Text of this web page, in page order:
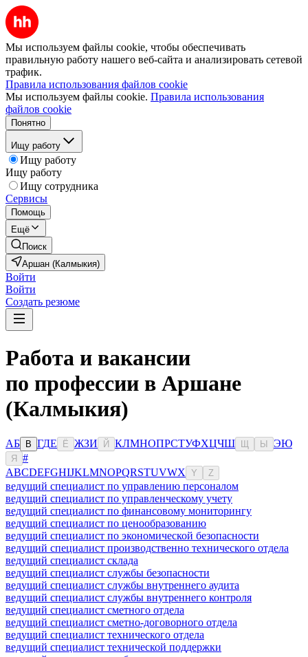
Мы используем файлы cookie, чтобы обеспечивать
правильную работу нашего веб-сайта и анализировать сетевой
трафик.
Правила использования файлов cookie
Мы используем файлы cookie. Правила использования
файлов cookie
Понятно
Ищу работу
Ищу работу
Ищу работу
Ищу сотрудника
Сервисы
Помощь
Ещё
Поиск
Аршан (Калмыкия)
Войти
Войти
Создать резюме
Работа и вакансии
по профессии в Аршане
(Калмыкия)
АБ В ГДЕ Ё ЖЗИ Й КЛМНОПРСТУФХЦЧШ Ы ЭЮ
Я
#
ABCDEFGHIJKLMNOPQRSTUVWX Y Z
ведущий специалист по управлению персоналом
ведущий специалист по управленческому учету
ведущий специалист по финансовому мониторингу
ведущий специалист по ценообразованию
ведущий специалист по экономической безопасности
ведущий специалист производственно технического отдела
ведущий специалист склада
ведущий специалист службы безопасности
ведущий специалист службы внутреннего аудита
ведущий специалист службы внутреннего контроля
ведущий специалист сметного отдела
ведущий специалист сметно-договорного отдела
ведущий специалист технического отдела
ведущий специалист технической поддержки